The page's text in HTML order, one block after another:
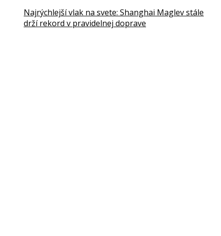
Najrýchlejší vlak na svete: Shanghai Maglev stále
drží rekord v pravidelnej doprave